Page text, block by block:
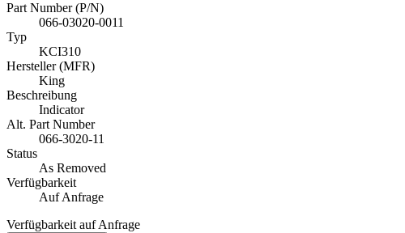
Part Number (P/N)
066-03020-0011
Typ
KCI310
Hersteller (MFR)
King
Beschreibung
Indicator
Alt. Part Number
066-3020-11
Status
As Removed
Verfügbarkeit
Auf Anfrage
Verfügbarkeit auf Anfrage